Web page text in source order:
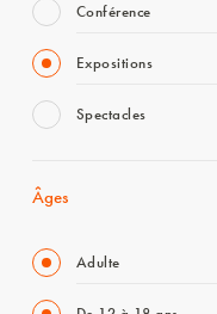
Conférence
Expositions
Spectacles
Âges
Adulte